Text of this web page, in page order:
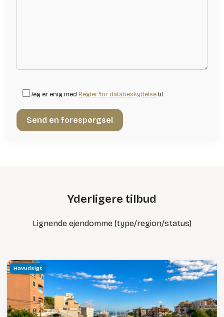
Jeg er enig medRegler for databeskyttelsetil.
Yderligere tilbud
Lignende ejendomme (type/region/status)
Havudsigt